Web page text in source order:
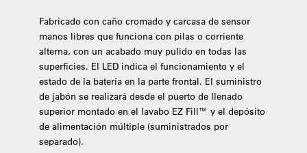
Fabricado con caño cromado y carcasa de sensor
manos libres que funciona con pilas o corriente
alterna, con un acabado muy pulido en todas las
superficies. El LED indica el funcionamiento y el
estado de la batería en la parte frontal. El suministro
de jabón se realizará desde el puerto de llenado
superior montado en el lavabo EZ Fill™ y el depósito
de alimentación múltiple (suministrados por
separado).